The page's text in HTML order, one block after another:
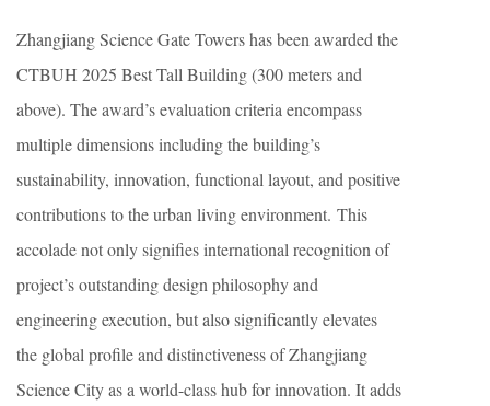
Zhangjiang Science Gate Towers has been awarded the
CTBUH 2025 Best Tall Building (300 meters and
above). The award’s evaluation criteria encompass
multiple dimensions including the building’s
sustainability, innovation, functional layout, and positive
contributions to the urban living environment. This
accolade not only signifies international recognition of
project’s outstanding design philosophy and
engineering execution, but also significantly elevates
the global profile and distinctiveness of Zhangjiang
Science City as a world-class hub for innovation. It adds